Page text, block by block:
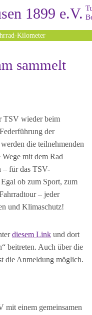
Kilometer
sammelt
TSV wieder beim
der
die teilnehmenden
mit dem Rad
– für das TSV-
ob zum Sport, zum
– jeder
und Klimaschutz!
diesem Link und dort
beitreten. Auch über die
die Anmeldung möglich.
mit einem gemeinsamen